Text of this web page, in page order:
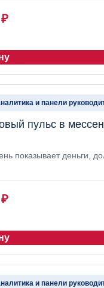
₽
и панели
пульс в
показывает деньги,
₽
и панели